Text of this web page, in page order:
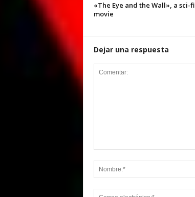
«The Eye and the Wall», a sci-fi
movie
Dejar una respuesta